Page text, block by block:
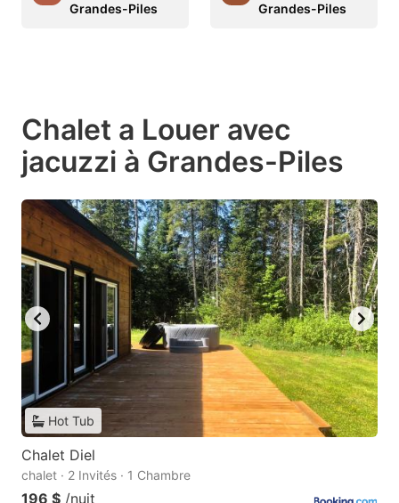
Grandes-Piles
Grandes-Piles
Chalet a Louer avec
jacuzzi à Grandes-Piles
Hot Tub
Chalet Diel
chalet · 2 Invités · 1 Chambre
196 $ /nuit